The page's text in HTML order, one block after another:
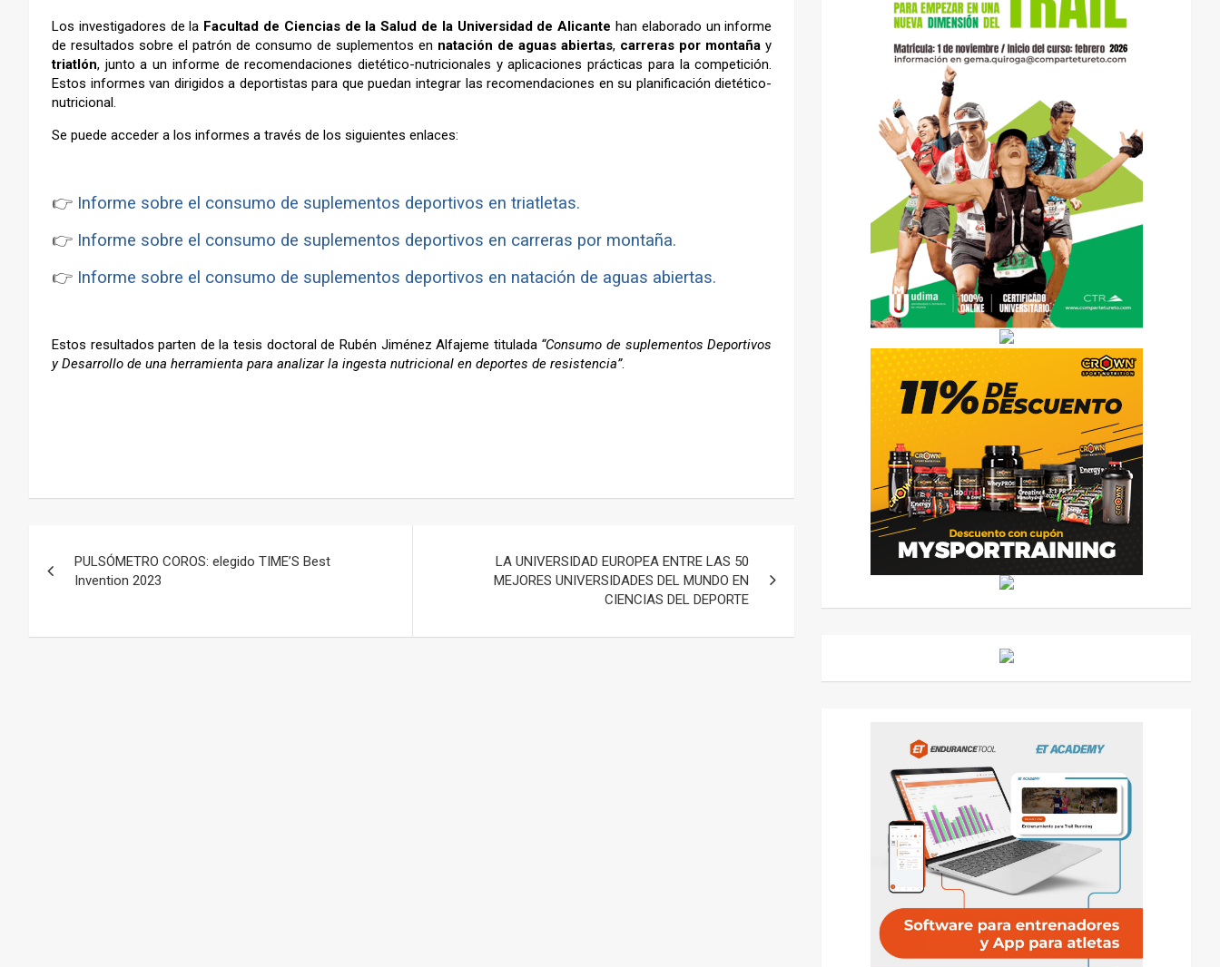
Los investigadores de la Facultad de Ciencias de la Salud de la Universidad de Alicante han elaborado un informe
de resultados sobre el patrón de consumo de suplementos en natación de aguas abiertas, carreras por montaña y
triatlón, junto a un informe de recomendaciones dietético-nutricionales y aplicaciones prácticas para la competición.
Estos informes van dirigidos a deportistas para que puedan integrar las recomendaciones en su planificación dietético-
nutricional.
Se puede acceder a los informes a través de los siguientes enlaces:
👉 Informe sobre el consumo de suplementos deportivos en triatletas.
👉 Informe sobre el consumo de suplementos deportivos en carreras por montaña.
👉 Informe sobre el consumo de suplementos deportivos en natación de aguas abiertas.
Estos resultados parten de la tesis doctoral de Rubén Jiménez Alfajeme titulada “Consumo de suplementos Deportivos
y Desarrollo de una herramienta para analizar la ingesta nutricional en deportes de resistencia”.
de
PULSÓMETRO COROS: elegido TIME’S Best
Invention 2023
LA UNIVERSIDAD EUROPEA ENTRE LAS 50
MEJORES UNIVERSIDADES DEL MUNDO EN
CIENCIAS DEL DEPORTE